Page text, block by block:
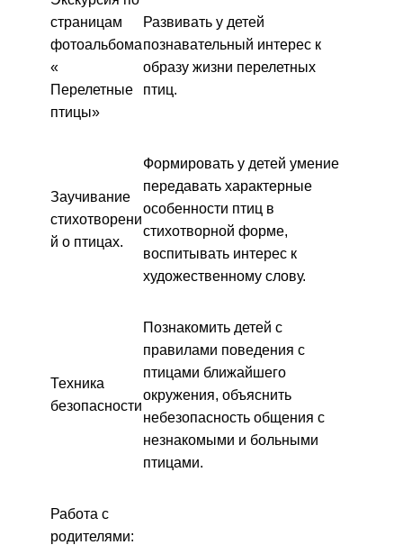
страницам
фотоальбома
«
Перелетные
птицы»
Развивать у детей
познавательный интерес к
образу жизни перелетных
птиц.
Заучивание
стихотворени
й о птицах.
Формировать у детей умение
передавать характерные
особенности птиц в
стихотворной форме,
воспитывать интерес к
художественному слову.
Техника
безопасности
Познакомить детей с
правилами поведения с
птицами ближайшего
окружения, объяснить
небезопасность общения с
незнакомыми и больными
птицами.
Работа с
родителями: